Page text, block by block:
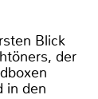
Blick
der
in den